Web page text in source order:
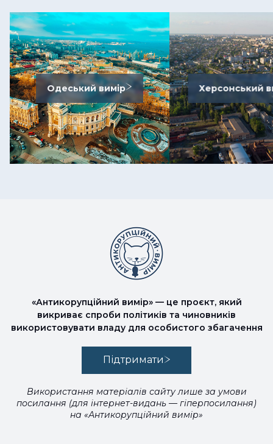
Одеський вимір Херсонський
«Антикорупційний вимір» — це проєкт, який
викриває спроби політиків та чиновників
використовувати владу для особистого збагачення
Підтримати
Використання матеріалів сайту лише за умови
посилання (для інтернет-видань — гіперпосилання)
на «Антикорупційний вимір»